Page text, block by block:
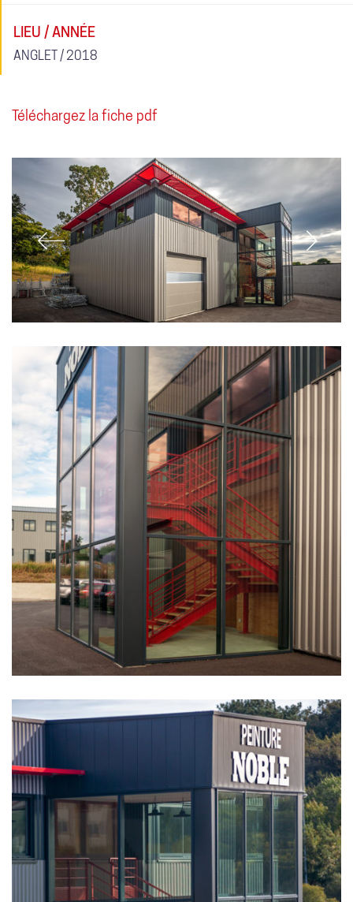
LIEU / ANNÉE
ANGLET / 2018
Téléchargez la fiche pdf